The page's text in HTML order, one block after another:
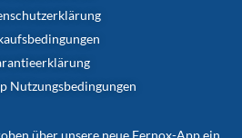
Nutzungsbedingungen
über unsere neue Fernox-App ein.